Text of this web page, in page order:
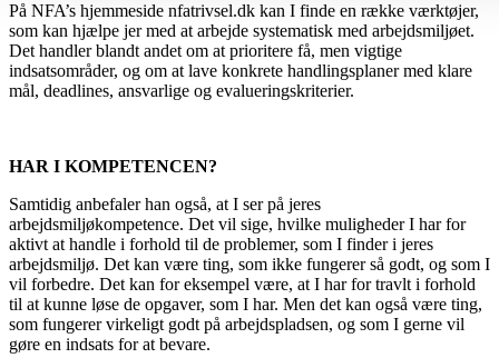
På NFA’s hjemmeside nfatrivsel.dk kan I finde en række værktøjer,
som kan hjælpe jer med at arbejde systematisk med arbejdsmiljøet.
Det handler blandt andet om at prioritere få, men vigtige
indsatsområder, og om at lave konkrete handlingsplaner med klare
mål, deadlines, ansvarlige og evalueringskriterier.
HAR I KOMPETENCEN?
Samtidig anbefaler han også, at I ser på jeres
arbejdsmiljøkompetence. Det vil sige, hvilke muligheder I har for
aktivt at handle i forhold til de problemer, som I finder i jeres
arbejdsmiljø. Det kan være ting, som ikke fungerer så godt, og som I
vil forbedre. Det kan for eksempel være, at I har for travlt i forhold
til at kunne løse de opgaver, som I har. Men det kan også være ting,
som fungerer virkeligt godt på arbejdspladsen, og som I gerne vil
gøre en indsats for at bevare.